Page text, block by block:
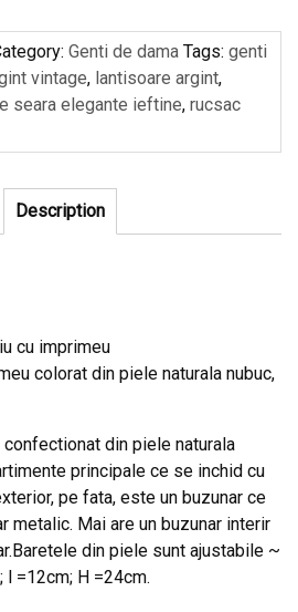
Genti de dama Tags: genti
vintage, lantisoare argint,
seara elegante ieftine, rucsac
Description
cu imprimeu
colorat din piele naturala nubuc,
din piele naturala
principale ce se inchid cu
pe fata, este un buzunar ce
metalic. Mai are un buzunar interir
din piele sunt ajustabile ~
l =12cm; H =24cm.